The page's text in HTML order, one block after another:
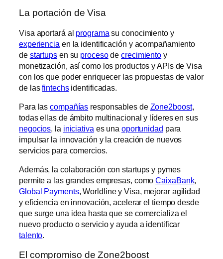
La portación de Visa
Visa aportará al programa su conocimiento y
experiencia en la identificación y acompañamiento
de startupsen su procesodecrecimiento y
monetización, así como los productos y APIs de Visa
con los que poder enriquecer las propuestas de valor
de lasfintechsidentificadas.
Para lascompañías responsables de Zone2boost,
todas ellas de ámbito multinacional y líderes en sus
negocios, la iniciativa es una oportunidad para
impulsar la innovación y la creación de nuevos
servicios para comercios.
Además, la colaboración con startups y pymes
permite a las grandes empresas, comoCaixaBank,
Global Payments, Worldline y Visa, mejorar agilidad
y eficiencia en innovación, acelerar el tiempo desde
que surge una idea hasta que se comercializa el
nuevo producto o servicio y ayuda a identificar
talento.
El compromiso de Zone2boost